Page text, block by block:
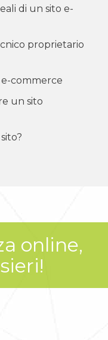
di un sito e-
proprietario
commerce
un sito
online,